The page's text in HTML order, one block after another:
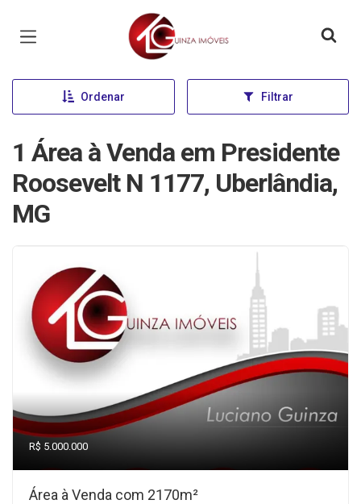
Página inicial
Ordenar Filtrar
1 Área à Venda em Presidente
Roosevelt N 1177, Uberlândia,
MG
R$ 5.000.000
Área à Venda com 2170m²